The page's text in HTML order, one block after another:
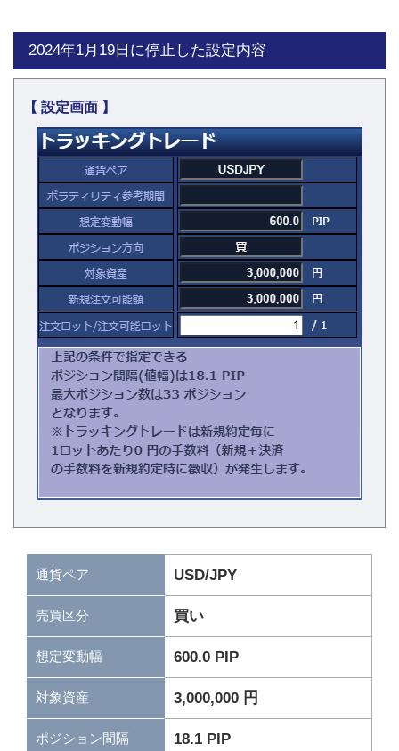
2024年1月19日に停止した設定内容
【 設定画面 】
通貨ペア USD/JPY
売買区分 買い
想定変動幅 600.0 PIP
対象資産 3,000,000 円
ポジション間隔 18.1 PIP